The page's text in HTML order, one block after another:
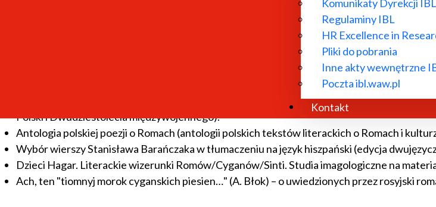
Komunikaty Dyrekcji IBL
Regulaminy IBL
HR Excellence in
Pliki do pobrania
Inne akty wewnętrzne
Poczta ibl.waw.pl
Kontakt
J. Twardowski: Antología poética. Selección, traducción y estudio preliminar de A.
E. Lipska: La astilla. La naranja de Newton. Selección, traducción y estudio preliminar de
Wokół Aleksandra Błoka. Z dziejów polskich fascynacji literaturą i kulturą rosyjską
Polski i Dwudziestolecia międzywojennego).
Antologia polskiej poezji o Romach (antologii polskich tekstów literackich o Romach i
Wybór wierszy Stanisława Barańczaka w tłumaczeniu na język hiszpański (edycja
Dzieci Hagar. Literackie wizerunki Romów/Cyganów/Sinti. Studia imagologiczne na
Ach, ten "tiomnyj morok cyganskich piesien…" (A. Błok) – o uwiedzionych przez rosyjski